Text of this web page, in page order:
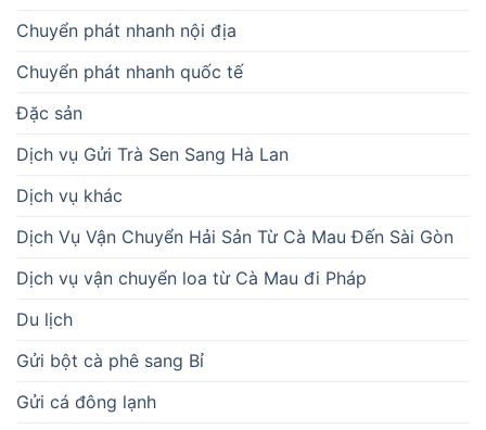
Chuyển phát nhanh nội địa
Chuyển phát nhanh quốc tế
Đặc sản
Dịch vụ Gửi Trà Sen Sang Hà Lan
Dịch vụ khác
Dịch Vụ Vận Chuyển Hải Sản Từ Cà Mau Đến Sài Gòn
Dịch vụ vận chuyển loa từ Cà Mau đi Pháp
Du lịch
Gửi bột cà phê sang Bỉ
Gửi cá đông lạnh